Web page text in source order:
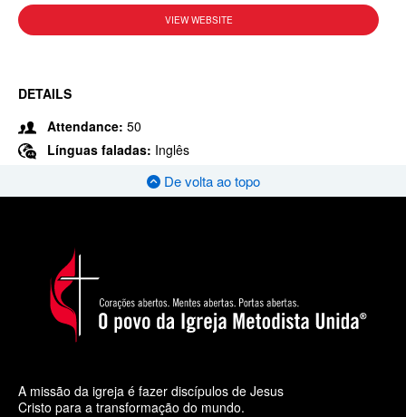
VIEW WEBSITE
DETAILS
Attendance: 50
Línguas faladas: Inglês
De volta ao topo
A missão da igreja é fazer discípulos de Jesus
Cristo para a transformação do mundo.